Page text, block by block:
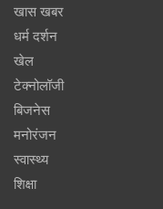
खास खबर
धर्म दर्शन
खेल
टेक्नोलॉजी
बिजनेस
मनोरंजन
स्वास्थ्य
शिक्षा